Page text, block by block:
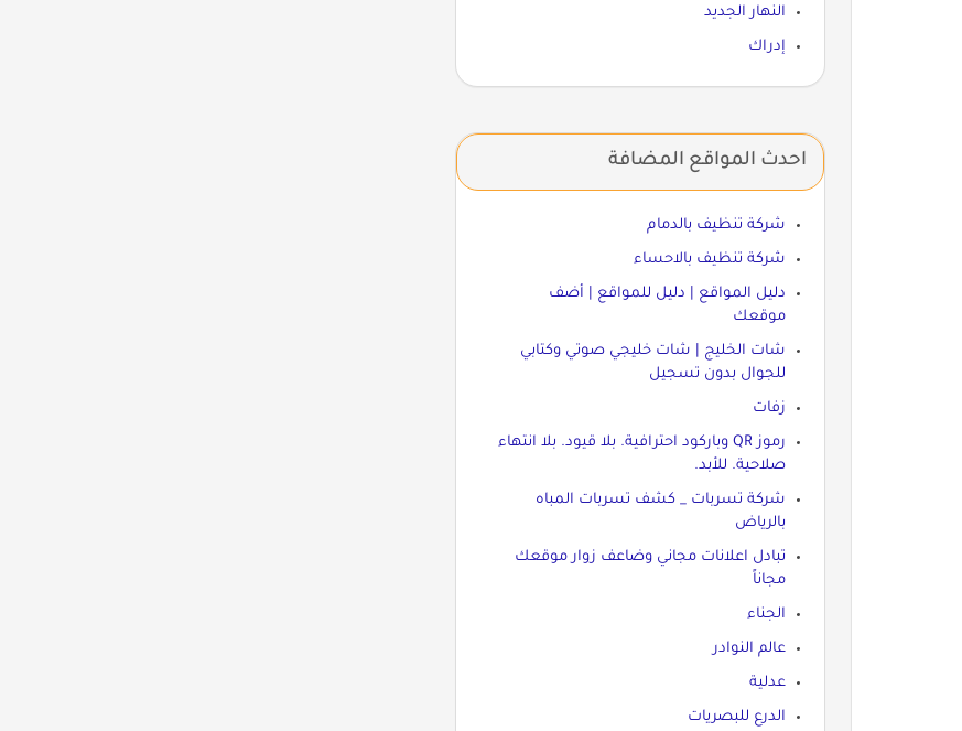
النهار الجديد
إدراك
احدث المواقع المضافة
شركة تنظيف بالدمام
شركة تنظيف بالاحساء
دليل المواقع | دليل للمواقع | أضف
موقعك
شات الخليج | شات خليجي صوتي وكتابي
للجوال بدون تسجيل
زفات
رموز QR وباركود احترافية. بلا قيود. بلا انتهاء
صلاحية. للأبد.
شركة تسربات _ كشف تسربات المباه
بالرياض
تبادل اعلانات مجاني وضاعف زوار موقعك
مجاناً
الجناء
عالم النوادر
عدلية
الدرع للبصريات